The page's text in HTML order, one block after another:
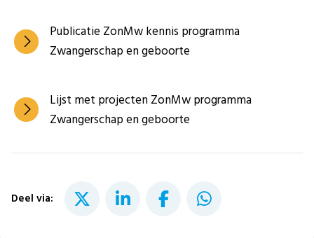
Publicatie ZonMw kennis programma
Zwangerschap en geboorte
Lijst met projecten ZonMw programma
Zwangerschap en geboorte
Deel via: